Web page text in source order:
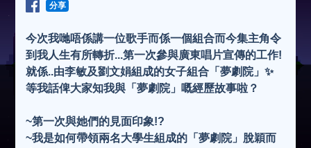
分享
今次我哋唔係講一位歌手而係一個組合而今集主角令
到我人生有所轉折...第一次參與廣東唱片宣傳的工作!
就係..由李敏及劉文娟組成的女子組合「夢劇院」✨
等我話俾大家知我與「夢劇院」嘅經歷故事啦？
~第一次與她們的見面印象!?
~我是如何帶領兩名大學生組成的「夢劇院」脫穎而